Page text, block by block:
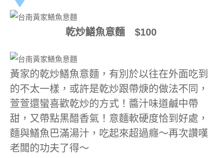
乾炒鱔魚意麵 $100
黃家的乾炒鱔魚意麵，有別於以往在外面吃到
的不太一樣，或許是乾炒跟帶焿的做法不同，
萱萱還蠻喜歡乾炒的方式！醬汁味道鹹中帶
甜，又帶點黑醋香氣！意麵軟硬度恰到好處，
麵與鱔魚巴滿湯汁，吃起來超過癮～再次讚嘆
老闆的功夫了得～